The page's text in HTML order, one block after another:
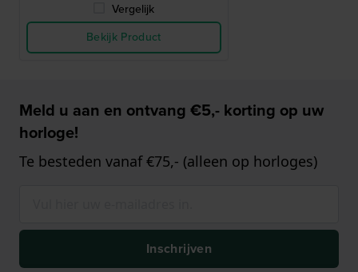
Vergelijk
Bekijk Product
Meld u aan en ontvang €5,- korting op uw
horloge!
Te besteden vanaf €75,- (alleen op horloges)
Inschrijven